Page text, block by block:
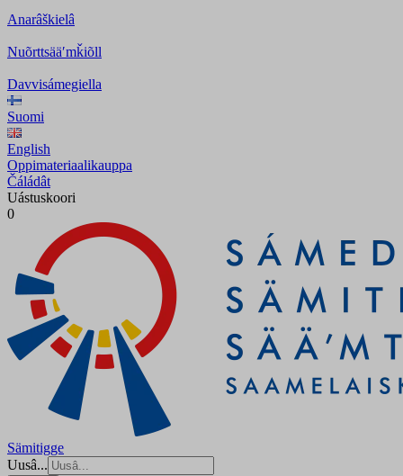
Anarâškielâ
Nuõrttsääʹmǩiõll
Davvisámegiella
Suomi
English
Oppimateriaalikauppa
Čáládât
Uástuskoori
0
Sämitigge
Uusâ...